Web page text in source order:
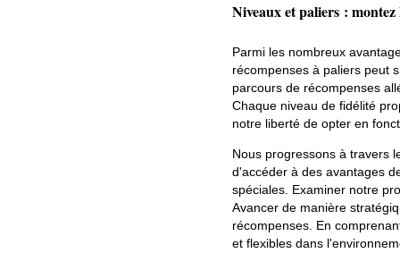
Niveaux et paliers : montez
Parmi les nombreux
récompenses à paliers peut
parcours de récompenses
Chaque niveau de fidélité
notre liberté de opter en
Nous progressons à travers
d'accéder à des avantages
spéciales. Examiner notre
Avancer de manière
récompenses. En
et flexibles dans